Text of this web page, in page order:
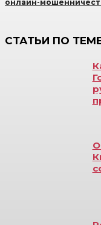
онлайн-
СТАТЬИ ПО